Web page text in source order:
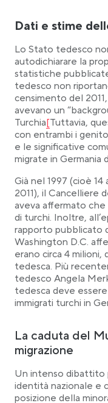
Dati e stime
Lo Stato tedesco
autodichiarare la
statistiche
tedesco non
censimento del
avevano un
TurchiaLink opens in
[Tuttavia,
con entrambi i
e le significative
migrate in Germania
Già nel 1997 (cioè
2011), il Cancelliere
aveva affermato che
di turchi. Inoltre,
rapporto pubblicato
Washington D.C.
erano circa 4 milioni,
tedesca. Più
tedesco Angela
tedesca deve
immigrati turchi in
La caduta del
migrazione
Un intenso dibattito
identità nazionale e
posizione della